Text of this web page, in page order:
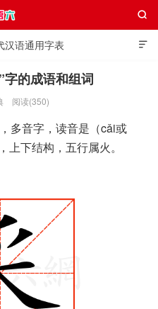

汉语通用字表
字大全 极简英语词典

字的成语和组词
阅读(350)
多音字，读音是（cǎi或
下结构，五行属火。